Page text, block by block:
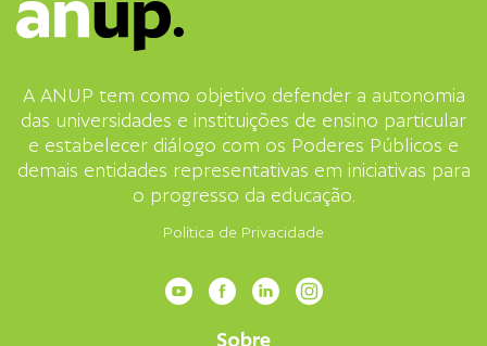
A ANUP tem como objetivo defender a autonomia
das universidades e instituições de ensino particular
e estabelecer diálogo com os Poderes Públicos e
demais entidades representativas em iniciativas para
o progresso da educação.
Política de Privacidade
Sobre